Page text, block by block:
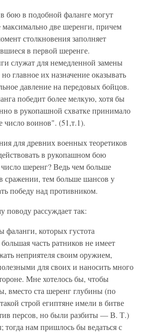
бою в подобной фаланге могут
максимально две шеренги, причем
столкновения заполняет
в первой шеренге.
служат для немедленной замены
главное их назначение оказывать
давление на передовых бойцов.
победит более мелкую, хотя бы
в рукопашной схватке принимало
число воинов". (51,т.1).
для древних военных теоретиков
в рукопашном бою
шеренг? Ведь чем больше
сражении, тем больше шансов у
победу над противником.
поводу рассуждает так:
которых густота
часть ратников не имеет
неприятеля своим оружием,
для своих и наносить много
Мне хотелось бы, чтобы
вместо ста шеренг глубины (по
строй египтяне имели в битве
персов, но были разбиты — В. Т.)
тогда нам пришлось бы ведаться с